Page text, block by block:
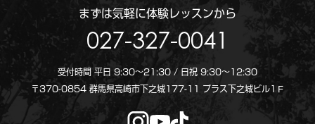
まずは気軽に体験レッスンから
027-327-0041
受付時間 平日 9:30～21:30 / 日祝 9:30〜12:30
〒370-0854 群馬県高崎市下之城177-11 プラス下之城ビル1Ｆ